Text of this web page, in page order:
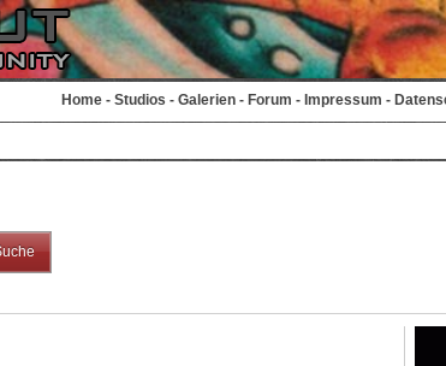
Home - Studios - Galerien - Forum - Impressum -